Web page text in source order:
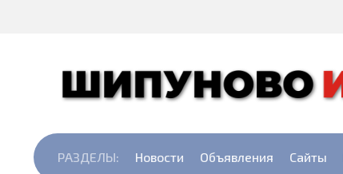
РАЗДЕЛЫ: Новости Объявления Сайты